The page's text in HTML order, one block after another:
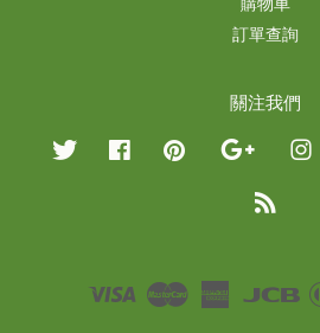
購物車
訂單查詢
關注我們
Twitter Facebook Pinterest Google
Visa Master
American
JCB